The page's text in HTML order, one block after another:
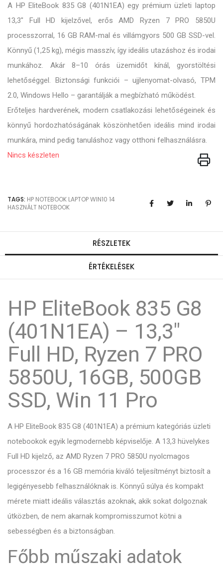
A HP EliteBook 835 G8 (401N1EA) egy prémium üzleti laptop
13,3" Full HD kijelzővel, erős AMD Ryzen 7 PRO 5850U
processzorral, 16 GB RAM-mal és villámgyors 500 GB SSD-vel.
Könnyű (1,25 kg), mégis masszív, így ideális utazáshoz és irodai
munkához. Akár 8–10 órás üzemidőt kínál, gyorstöltési
lehetőséggel. Biztonsági funkciói – ujjlenyomat-olvasó, TPM
2.0, Windows Hello – garantálják a megbízható működést.
Erőteljes hardverének, modern csatlakozási lehetőségeinek és
könnyű hordozhatóságának köszönhetően ideális mind irodai
munkára, mind pedig tanuláshoz vagy otthoni felhasználásra.
Nincs készleten
TAGS: HP NOTEBOOK LAPTOPWIN10 14
HASZNÁLT NOTEBOOK
RÉSZLETEK
ÉRTÉKELÉSEK
HP EliteBook 835 G8
(401N1EA) – 13,3"
Full HD, Ryzen 7 PRO
5850U, 16GB, 500GB
SSD, Win 11 Pro
A HP EliteBook 835 G8 (401N1EA) a prémium kategóriás üzleti
notebookok egyik legmodernebb képviselője. A 13,3 hüvelykes
Full HD kijelző, az AMD Ryzen 7 PRO 5850U nyolcmagos
processzor és a 16 GB memória kiváló teljesítményt biztosít a
legigényesebb felhasználóknak is. Könnyű súlya és kompakt
mérete miatt ideális választás azoknak, akik sokat dolgoznak
útközben, de nem akarnak kompromisszumot kötni a
sebességben és a biztonságban.
Főbb műszaki adatok